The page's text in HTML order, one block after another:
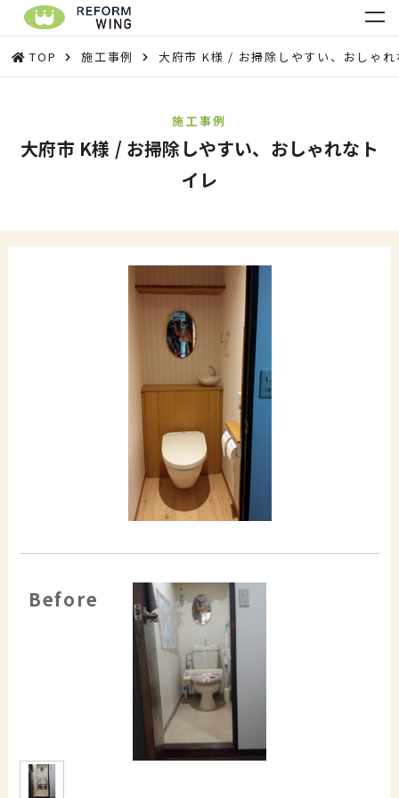
TOP 施工事例 大府市 K様 / お掃除しやすい、おしゃ
施工事例
大府市 K様 / お掃除しやすい、おしゃれなト
イレ